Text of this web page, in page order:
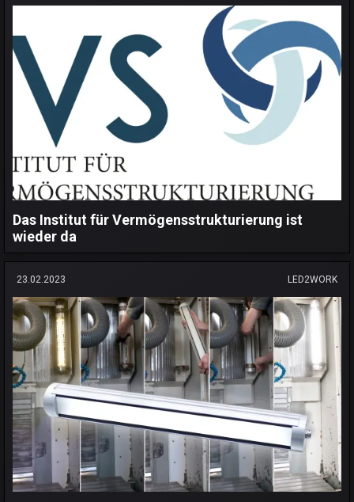
Das Institut für Vermögensstrukturierung ist
wieder da
23.02.2023 LED2WORK